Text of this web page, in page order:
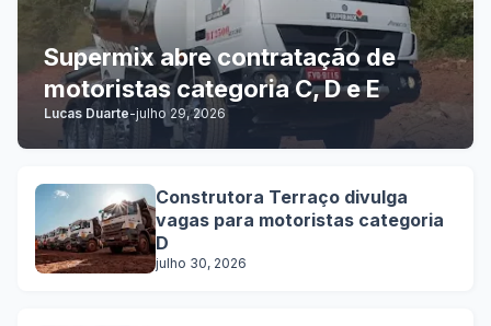
Supermix abre contratação de
motoristas categoria C, D e E
Lucas Duarte-julho 29, 2026
Construtora Terraço divulga
vagas para motoristas categoria
D
julho 30, 2026